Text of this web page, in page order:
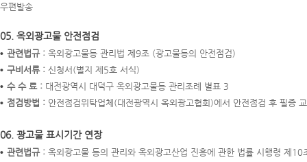
우편발송
05. 옥외광고물 안전점검
관련법규 : 옥외광고물등 관리법 제9조 (광고물등의 안전점검)
구비서류 : 신청서(별지 제5호 서식)
수 수 료 : 대전광역시 대덕구 옥외광고물등 관리조례 별표 3
점검방법 : 안전점검위탁업체(대전광역시 옥외광고협회)에서 안전점검 후 필증
06. 광고물 표시기간 연장
관련법규 : 옥외광고물 등의 관리와 옥외광고산업 진흥에 관한 법률 시행령 제